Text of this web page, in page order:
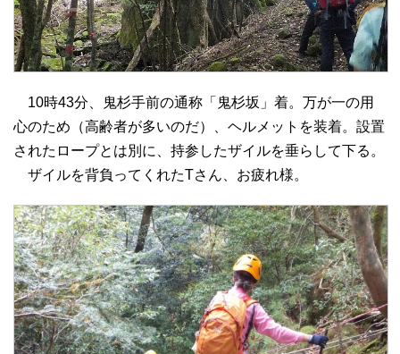
10時43分、鬼杉手前の通称「鬼杉坂」着。万が一の用
心のため（高齢者が多いのだ）、ヘルメットを装着。設置
されたロープとは別に、持参したザイルを垂らして下る。
ザイルを背負ってくれたTさん、お疲れ様。